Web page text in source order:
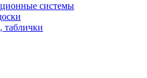
системы
таблички